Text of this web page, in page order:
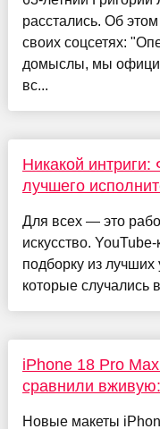
расстались. Об
своих соцсетях:
домыслы, мы
вс...
Никакой
лучшего
Для всех — это
искусство.
подборку из
которые случались
iPhone 18 Pro
сравнили
Новые макеты